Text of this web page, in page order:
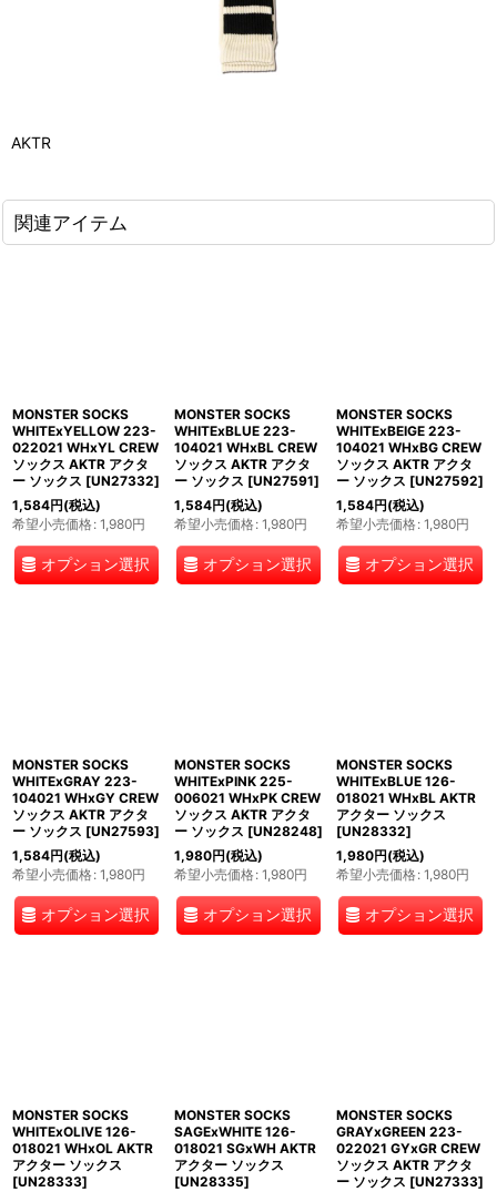
AKTR
関連アイテム
MONSTER SOCKS
WHITExYELLOW 223-
022021 WHxYL CREW
ソックス AKTR アクタ
ー ソックス [UN27332]
1,584円(税込)
希望小売価格: 1,980円
オプション選択
MONSTER SOCKS
WHITExBLUE 223-
104021 WHxBL CREW
ソックス AKTR アクタ
ー ソックス [UN27591]
1,584円(税込)
希望小売価格: 1,980円
オプション選択
MONSTER SOCKS
WHITExBEIGE 223-
104021 WHxBG CREW
ソックス AKTR アクタ
ー ソックス [UN27592]
1,584円(税込)
希望小売価格: 1,980円
オプション選択
MONSTER SOCKS
WHITExGRAY 223-
104021 WHxGY CREW
ソックス AKTR アクタ
ー ソックス [UN27593]
1,584円(税込)
希望小売価格: 1,980円
オプション選択
MONSTER SOCKS
WHITExPINK 225-
006021 WHxPK CREW
ソックス AKTR アクタ
ー ソックス [UN28248]
1,980円(税込)
希望小売価格: 1,980円
オプション選択
MONSTER SOCKS
WHITExBLUE 126-
018021 WHxBL AKTR
アクター ソックス
[UN28332]
1,980円(税込)
希望小売価格: 1,980円
オプション選択
MONSTER SOCKS
WHITExOLIVE 126-
018021 WHxOL AKTR
アクター ソックス
[UN28333]
MONSTER SOCKS
SAGExWHITE 126-
018021 SGxWH AKTR
アクター ソックス
[UN28335]
MONSTER SOCKS
GRAYxGREEN 223-
022021 GYxGR CREW
ソックス AKTR アクタ
ー ソックス [UN27333]